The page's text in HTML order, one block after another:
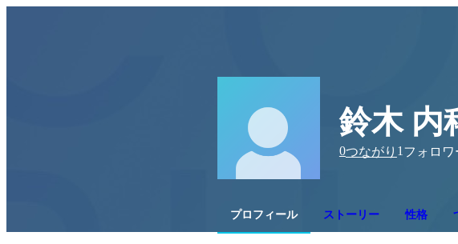
鈴木 内
0つながり 1 フォロワ
プロフィール ストーリー 性格